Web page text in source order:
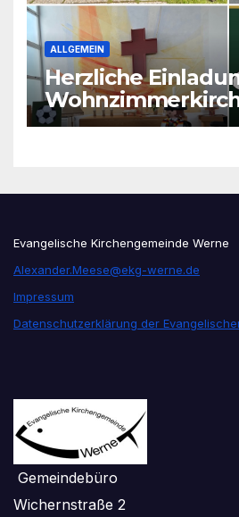
ALLGEMEIN
Herzliche
unseren Konfis
Evangelische Kirchengemeinde Werne
Alexander.Meese@ekg-werne.de
Impressum
Datenschutzerklärung der
Gemeindebüro
Wichernstraße 2